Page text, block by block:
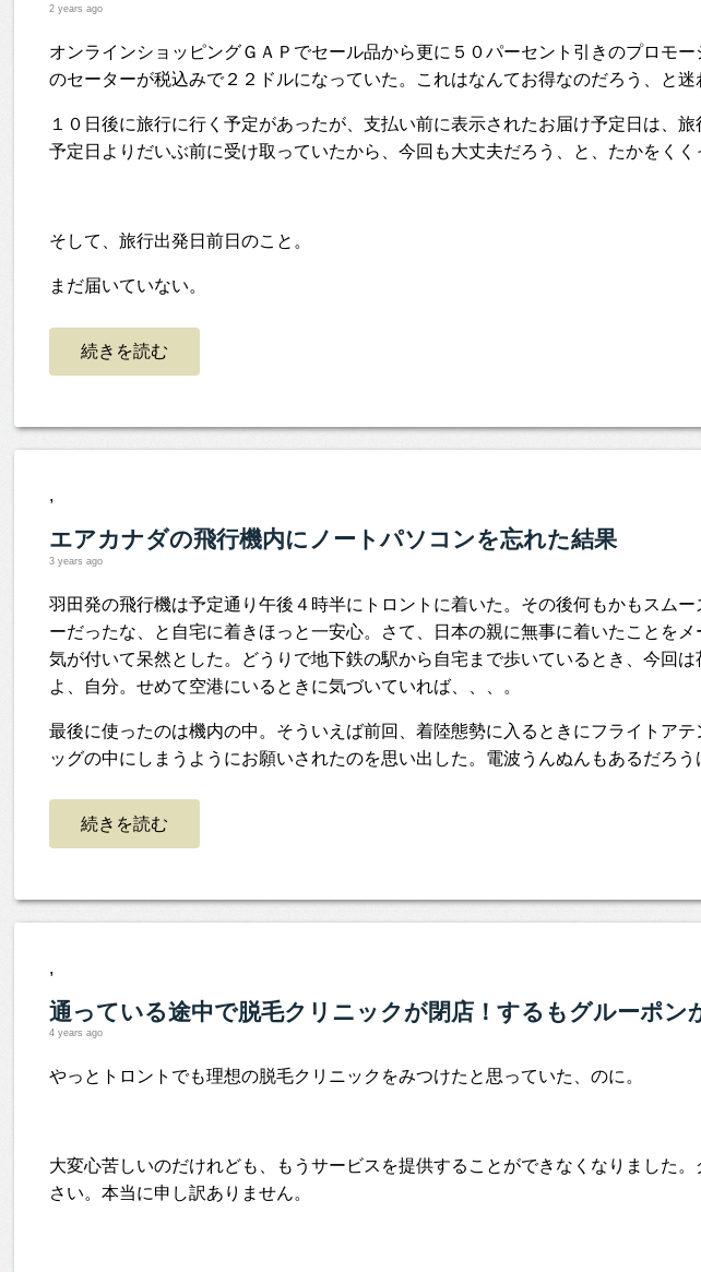
2 years ago
オンラインショッピングＧＡＰでセール品から更に５０パーセント引きのプロモ
のセーターが税込みで２２ドルになっていた。これはなんてお得なのだろう、と迷
１０日後に旅行に行く予定があったが、支払い前に表示されたお届け予定日は、
予定日よりだいぶ前に受け取っていたから、今回も大丈夫だろう、と、たかをくく
そして、旅行出発日前日のこと。
まだ届いていない。
続きを読む
,
エアカナダの飛行機内にノートパソコンを忘れた結果
3 years ago
羽田発の飛行機は予定通り午後４時半にトロントに着いた。その後何もかもスム
ーだったな、と自宅に着きほっと一安心。さて、日本の親に無事に着いたことを
気が付いて呆然とした。どうりで地下鉄の駅から自宅まで歩いているとき、今回
よ、自分。せめて空港にいるときに気づいていれば、、、。
最後に使ったのは機内の中。そういえば前回、着陸態勢に入るときにフライトア
ッグの中にしまうようにお願いされたのを思い出した。電波うんぬんもあるだろ
続きを読む
,
通っている途中で脱毛クリニックが閉店！するもグルーポン
4 years ago
やっとトロントでも理想の脱毛クリニックをみつけたと思っていた、のに。
大変心苦しいのだけれども、もうサービスを提供することができなくなりました
さい。本当に申し訳ありません。